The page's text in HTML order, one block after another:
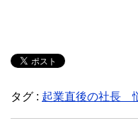
タグ : 起業直後の社長